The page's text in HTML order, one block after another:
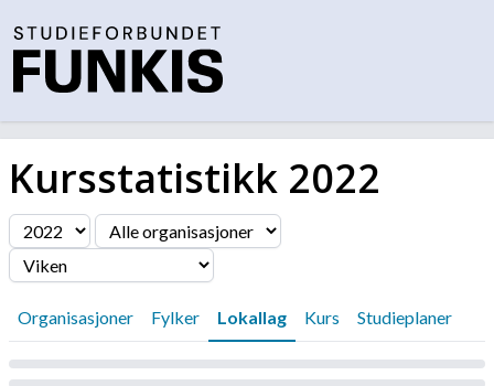
Kursstatistikk 2022
Filter
Organisasjoner Fylker Lokallag Kurs Studieplaner